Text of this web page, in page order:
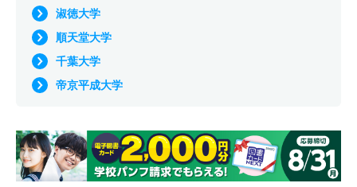
淑徳大学
順天堂大学
千葉大学
帝京平成大学